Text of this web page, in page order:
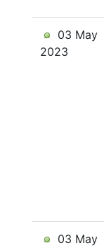
03 May
2023
03 May